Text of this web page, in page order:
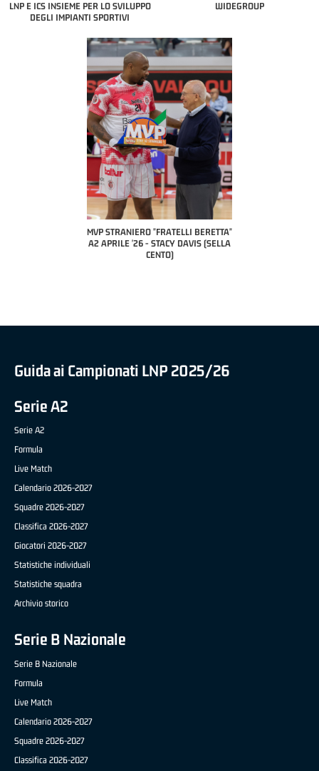
LNP E ICS INSIEME PER LO SVILUPPO
DEGLI IMPIANTI SPORTIVI
WIDEGROUP
MVP STRANIERO "FRATELLI BERETTA"
A2 APRILE '26 - STACY DAVIS (SELLA
MVP "FRATELLI BERETTA" SAMUEL
DILAS B NAZIONALE APRILE '26 -
MARCO RESTELLI (TAV TREVIGLIO
Guida ai Campionati LNP 2025/26
Serie A2
Serie A2
Formula
Live Match
Calendario 2026-2027
Squadre 2026-2027
Classifica 2026-2027
Giocatori 2026-2027
Statistiche individuali
Statistiche squadra
Archivio storico
Serie B Nazionale
Serie B Nazionale
Formula
Live Match
Calendario 2026-2027
Squadre 2026-2027
Classifica 2026-2027